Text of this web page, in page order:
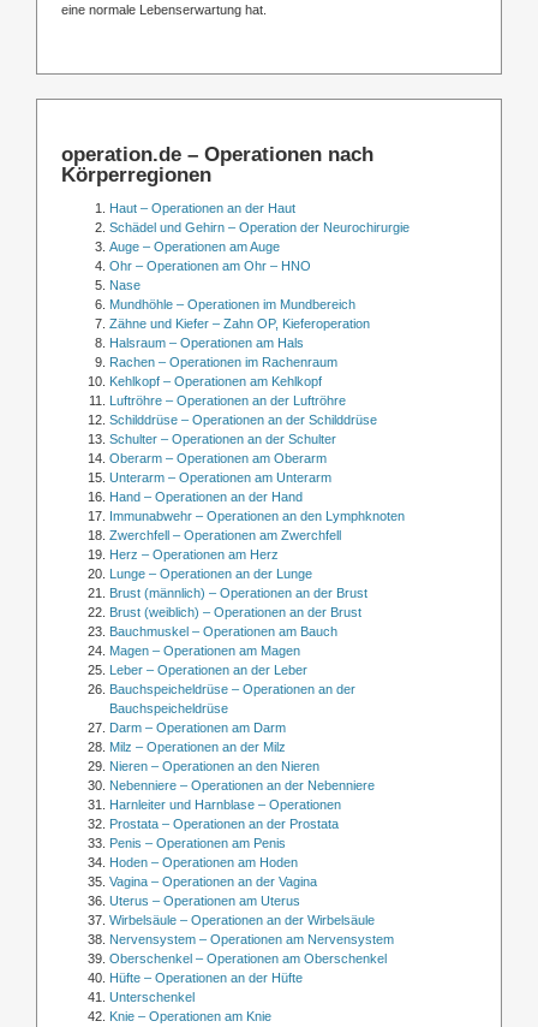
eine normale Lebenserwartung hat.
operation.de – Operationen nach
Körperregionen
Haut – Operationen an der Haut
Schädel und Gehirn – Operation der Neurochirurgie
Auge – Operationen am Auge
Ohr – Operationen am Ohr – HNO
Nase
Mundhöhle – Operationen im Mundbereich
Zähne und Kiefer – Zahn OP, Kieferoperation
Halsraum – Operationen am Hals
Rachen – Operationen im Rachenraum
Kehlkopf – Operationen am Kehlkopf
Luftröhre – Operationen an der Luftröhre
Schilddrüse – Operationen an der Schilddrüse
Schulter – Operationen an der Schulter
Oberarm – Operationen am Oberarm
Unterarm – Operationen am Unterarm
Hand – Operationen an der Hand
Immunabwehr – Operationen an den Lymphknoten
Zwerchfell – Operationen am Zwerchfell
Herz – Operationen am Herz
Lunge – Operationen an der Lunge
Brust (männlich) – Operationen an der Brust
Brust (weiblich) – Operationen an der Brust
Bauchmuskel – Operationen am Bauch
Magen – Operationen am Magen
Leber – Operationen an der Leber
Bauchspeicheldrüse – Operationen an der
Bauchspeicheldrüse
Darm – Operationen am Darm
Milz – Operationen an der Milz
Nieren – Operationen an den Nieren
Nebenniere – Operationen an der Nebenniere
Harnleiter und Harnblase – Operationen
Prostata – Operationen an der Prostata
Penis – Operationen am Penis
Hoden – Operationen am Hoden
Vagina – Operationen an der Vagina
Uterus – Operationen am Uterus
Wirbelsäule – Operationen an der Wirbelsäule
Nervensystem – Operationen am Nervensystem
Oberschenkel – Operationen am Oberschenkel
Hüfte – Operationen an der Hüfte
Unterschenkel
Knie – Operationen am Knie